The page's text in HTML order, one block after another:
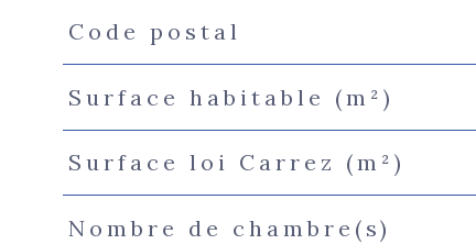
Caractéristiques
Code postal
Surface habitable (m²)
Surface loi Carrez (m²)
Nombre de chambre(s)